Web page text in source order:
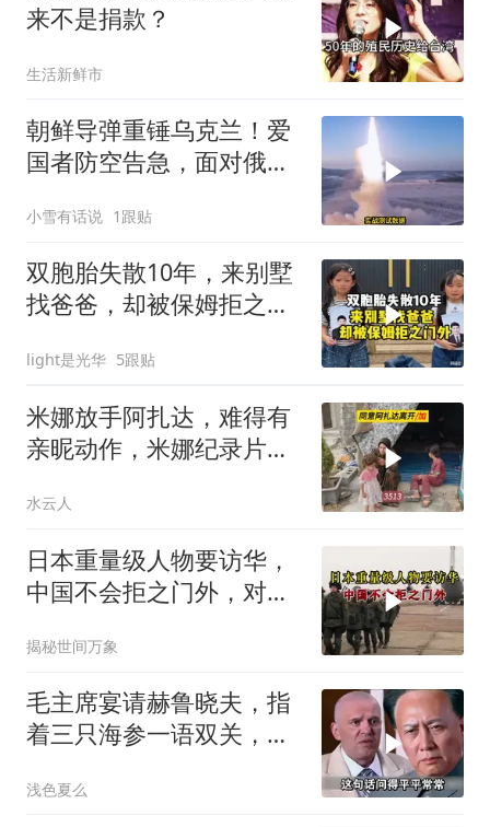
来不是捐款？
生活新鲜市
朝鲜导弹重锤乌克兰！爱
国者防空告急，面对俄朝
绝望？
小雪有话说 1跟贴
双胞胎失散10年，来别墅
找爸爸，却被保姆拒之门
light是光华 5跟贴
米娜放手阿扎达，难得有
亲昵动作，米娜纪录片
水云人
日本重量级人物要访华，
中国不会拒之门外，对日
揭秘世间万象
毛主席宴请赫鲁晓夫，指
着三只海参一语双关，赫
浅色夏么